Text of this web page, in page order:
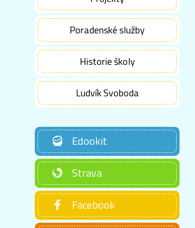
Poradenské služby
Historie školy
Ludvík Svoboda
Edookit
Strava
Facebook